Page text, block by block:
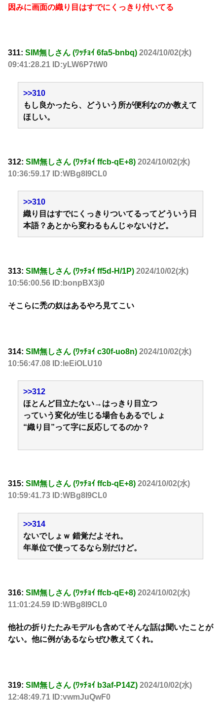
因みに画面の織り目はすでにくっきり付いてる
311: SIM無しさん (ﾜｯﾁｮｲ 6fa5-bnbq) 2024/10/02(水)
09:41:28.21 ID:yLW6P7tW0
>>310
もし良かったら、どういう所が便利なのか教えて
ほしい。
312: SIM無しさん (ﾜｯﾁｮｲ ffcb-qE+8) 2024/10/02(水)
10:36:59.17 ID:WBg8I9CL0
>>310
織り目はすでにくっきりついてるってどういう日
本語？あとから変わるもんじゃないけど。
313: SIM無しさん (ﾜｯﾁｮｲ ff5d-H/1P) 2024/10/02(水)
10:56:00.56 ID:bonpBX3j0
そこらに禿の奴はあるやろ見てこい
314: SIM無しさん (ﾜｯﾁｮｲ c30f-uo8n) 2024/10/02(水)
10:56:47.08 ID:leEiOLU10
>>312
ほとんど目立たない→はっきり目立つ
っていう変化が生じる場合もあるでしょ
“織り目”って字に反応してるのか？
315: SIM無しさん (ﾜｯﾁｮｲ ffcb-qE+8) 2024/10/02(水)
10:59:41.73 ID:WBg8I9CL0
>>314
ないでしょｗ 錯覚だよそれ。
年単位で使ってるなら別だけど。
316: SIM無しさん (ﾜｯﾁｮｲ ffcb-qE+8) 2024/10/02(水)
11:01:24.59 ID:WBg8I9CL0
他社の折りたたみモデルも含めてそんな話は聞いたことが
ない。他に例があるならぜひ教えてくれ。
319: SIM無しさん (ﾜｯﾁｮｲ b3af-P14Z) 2024/10/02(水)
12:48:49.71 ID:vwmJuQwF0